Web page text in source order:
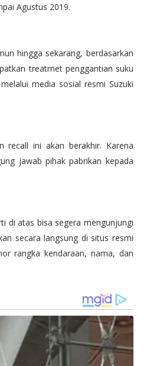
Agustus 2019.
hingga sekarang, berdasarkan
treatmet penggantian suku
media sosial resmi Suzuki
recall ini akan berakhir. Karena
jawab pihak pabrikan kepada
di atas bisa segera mengunjungi
secara langsung di situs resmi
rangka kendaraan, nama, dan